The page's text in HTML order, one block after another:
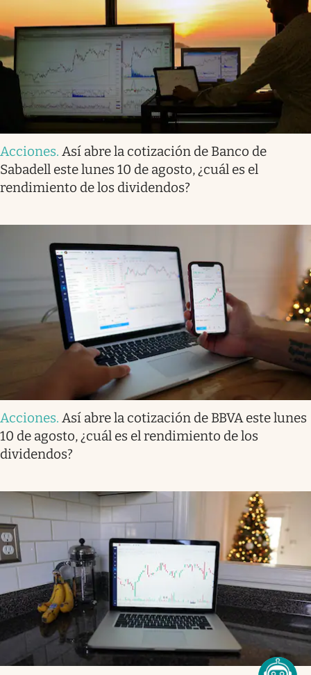
Acciones. Así abre la cotización de Banco de
Sabadell este lunes 10 de agosto, ¿cuál es el
rendimiento de los dividendos?
Acciones. Así abre la cotización de BBVA este lunes
10 de agosto, ¿cuál es el rendimiento de los
dividendos?